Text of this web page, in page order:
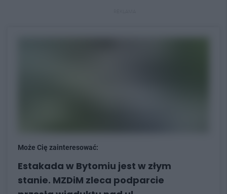
Może Cię zainteresować:
Estakada w Bytomiu jest w złym
stanie. MZDiM zleca podparcie